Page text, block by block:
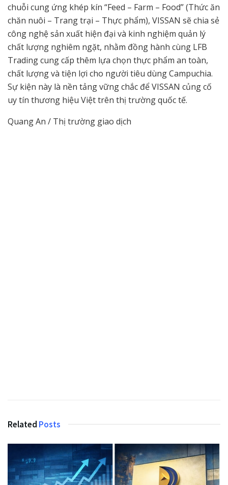
chuỗi cung ứng khép kín “Feed – Farm – Food” (Thức ăn
chăn nuôi – Trang trại – Thực phẩm), VISSAN sẽ chia sẻ
công nghệ sản xuất hiện đại và kinh nghiệm quản lý
chất lượng nghiêm ngặt, nhằm đồng hành cùng LFB
Trading cung cấp thêm lựa chọn thực phẩm an toàn,
chất lượng và tiện lợi cho người tiêu dùng Campuchia.
Sự kiện này là nền tảng vững chắc để VISSAN củng cố
uy tín thương hiệu Việt trên thị trường quốc tế.
Quang An / Thị trường giao dịch
Related Posts